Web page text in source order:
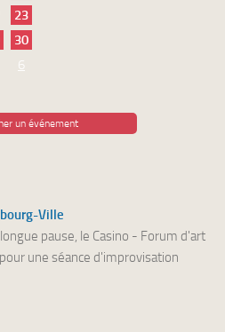
23
30
6
un événement
Ville
pause, le Casino - Forum d'art
une séance d'improvisation